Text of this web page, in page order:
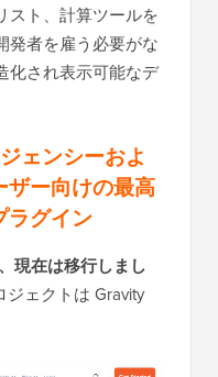
スト、計算ツールを
発者を雇う必要がな
化され表示可能なデ
ェンシーおよ
ー向けの最高
ラグイン
現在は移行しまし
ジェクトは Gravity